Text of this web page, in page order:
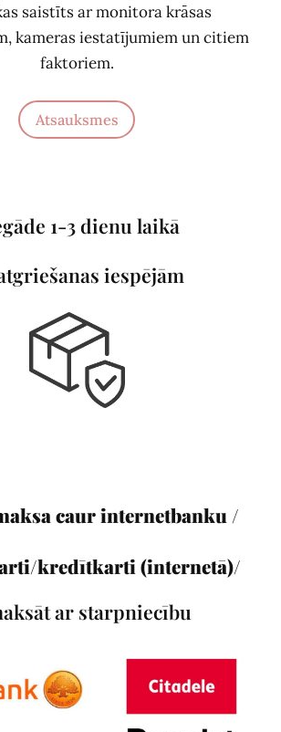
saistīts ar monitora krāsas
kameras iestatījumiem un citiem
faktoriem.
Atsauksmes
1-3 dienu laikā
iespējām
caur internetbanku /
kredītkarti (internetā)/
ar starpniecību